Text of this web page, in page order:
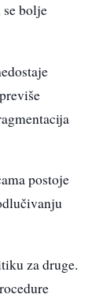
bolje
postoje
za druge.